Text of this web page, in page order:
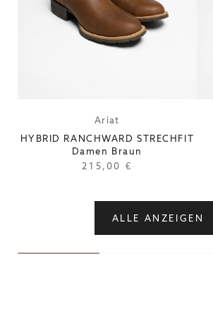
Ariat
HYBRID RANCHWARD STRECHFIT
Damen Braun
Regulärer
215,00 €
ALLE ANZEIGEN